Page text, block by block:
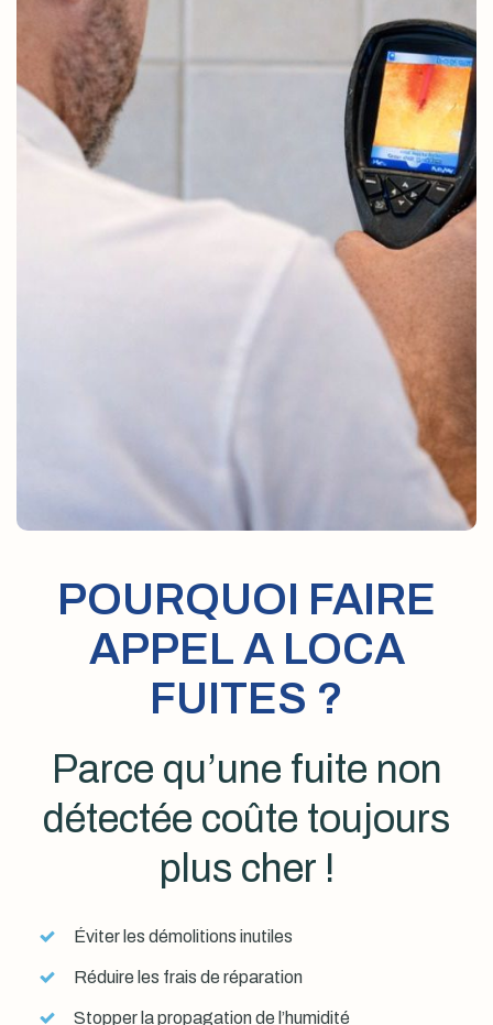
POURQUOI FAIRE
APPEL A LOCA
FUITES ?
Parce qu’une fuite non
détectée coûte toujours
plus cher !
Éviter les démolitions inutiles
Réduire les frais de réparation
Stopper la propagation de l’humidité